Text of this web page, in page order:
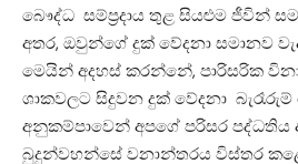
බෞද්ධ සම්ප්‍රදාය තුළ සියළුම ජීවින්
අතර, ඔවුන්ගේ දුක් වේදනා සමානව
මෙයින් අදහස් කරන්නේ, පාරිසරික
ශාකවලට සිදුවන දුක් වේදනා
අනුකම්පාවෙන් අපගේ පරිසර පද්ධතිය
බුදුන්වහන්සේ වනාන්තරය විස්තර